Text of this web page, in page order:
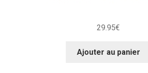
29.95€
Ajouter au panier